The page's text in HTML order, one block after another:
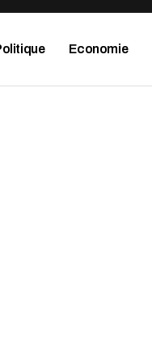
Economie